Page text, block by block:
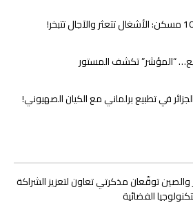
“المؤشر” تكشف المستور
في تطبيع برلماني مع الكيان الصهيوني!
والصين توقّعان مذكرتي تعاون لتعزيز الشراكة
الفضائية